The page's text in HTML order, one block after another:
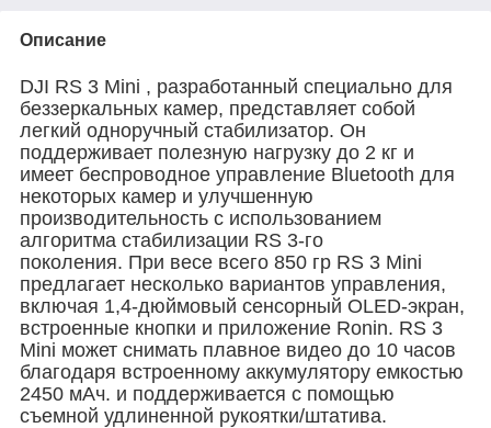
Описание
DJI RS 3 Mini , разработанный специально для
беззеркальных камер, представляет собой
легкий одноручный стабилизатор. Он
поддерживает полезную нагрузку до 2 кг и
имеет беспроводное управление Bluetooth для
некоторых камер и улучшенную
производительность с использованием
алгоритма стабилизации RS 3-го
поколения. При весе всего 850 гр RS 3 Mini
предлагает несколько вариантов управления,
включая 1,4-дюймовый сенсорный OLED-экран,
встроенные кнопки и приложение Ronin. RS 3
Mini может снимать плавное видео до 10 часов
благодаря встроенному аккумулятору емкостью
2450 мАч. и поддерживается с помощью
съемной удлиненной рукоятки/штатива.